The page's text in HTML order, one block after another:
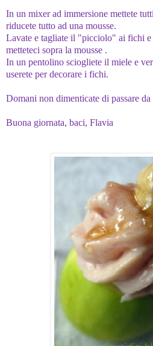
In un mixer ad immersione mettete
riducete tutto ad una mousse.
Lavate e tagliate il "picciolo" ai fichi e
metteteci sopra la mousse .
In un pentolino sciogliete il miele e
userete per decorare i fichi.
Domani non dimenticate di passare da
Buona giornata, baci, Flavia